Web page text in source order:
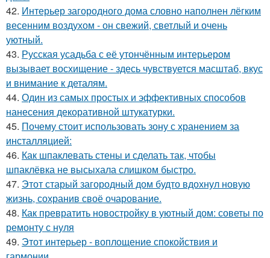
42. Интерьер загородного дома словно наполнен лёгким
весенним воздухом - он свежий, светлый и очень
уютный.
43. Русская усадьба с её утончённым интерьером
вызывает восхищение - здесь чувствуется масштаб, вкус
и внимание к деталям.
44. Один из самых простых и эффективных способов
нанесения декоративной штукатурки.
45. Почему стоит использовать зону с хранением за
инсталляцией:
46. Как шпаклевать стены и сделать так, чтобы
шпаклёвка не высыхала слишком быстро.
47. Этот старый загородный дом будто вдохнул новую
жизнь, сохранив своё очарование.
48. Как превратить новостройку в уютный дом: советы по
ремонту с нуля
49. Этот интерьер - воплощение спокойствия и